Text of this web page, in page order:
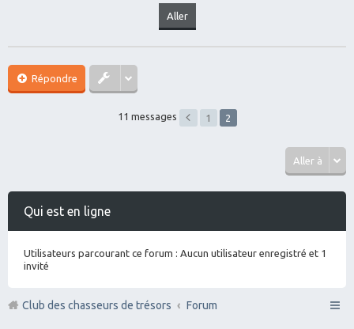
Répondre
11 messages 1 2
Aller à
Qui est en ligne
Utilisateurs parcourant ce forum : Aucun utilisateur enregistré et 1
invité
Club des chasseurs de trésors Forum